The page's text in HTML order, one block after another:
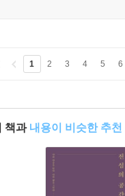
1 2 3 4 5 6
책과 내용이 비슷한 추천